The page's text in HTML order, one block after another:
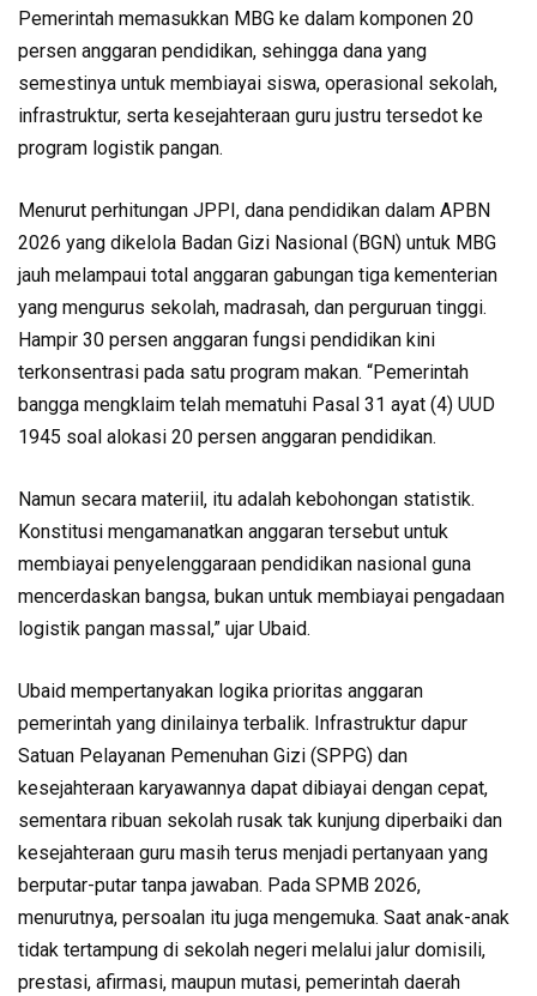
Pemerintah memasukkan MBG ke dalam komponen 20
persen anggaran pendidikan, sehingga dana yang
semestinya untuk membiayai siswa, operasional sekolah,
infrastruktur, serta kesejahteraan guru justru tersedot ke
program logistik pangan.
Menurut perhitungan JPPI, dana pendidikan dalam APBN
2026 yang dikelola Badan Gizi Nasional (BGN) untuk MBG
jauh melampaui total anggaran gabungan tiga kementerian
yang mengurus sekolah, madrasah, dan perguruan tinggi.
Hampir 30 persen anggaran fungsi pendidikan kini
terkonsentrasi pada satu program makan. “Pemerintah
bangga mengklaim telah mematuhi Pasal 31 ayat (4) UUD
1945 soal alokasi 20 persen anggaran pendidikan.
Namun secara materiil, itu adalah kebohongan statistik.
Konstitusi mengamanatkan anggaran tersebut untuk
membiayai penyelenggaraan pendidikan nasional guna
mencerdaskan bangsa, bukan untuk membiayai pengadaan
logistik pangan massal,” ujar Ubaid.
Ubaid mempertanyakan logika prioritas anggaran
pemerintah yang dinilainya terbalik. Infrastruktur dapur
Satuan Pelayanan Pemenuhan Gizi (SPPG) dan
kesejahteraan karyawannya dapat dibiayai dengan cepat,
sementara ribuan sekolah rusak tak kunjung diperbaiki dan
kesejahteraan guru masih terus menjadi pertanyaan yang
berputar-putar tanpa jawaban. Pada SPMB 2026,
menurutnya, persoalan itu juga mengemuka. Saat anak-anak
tidak tertampung di sekolah negeri melalui jalur domisili,
prestasi, afirmasi, maupun mutasi, pemerintah daerah